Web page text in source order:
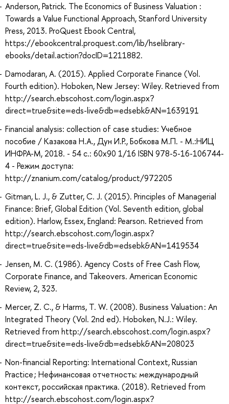
Anderson, Patrick. The Economics of Business Valuation :
Towards a Value Functional Approach, Stanford University
Press, 2013. ProQuest Ebook Central,
https://ebookcentral.proquest.com/lib/hselibrary-
ebooks/detail.action?docID=1211882.
Damodaran, A. (2015). Applied Corporate Finance (Vol.
Fourth edition). Hoboken, New Jersey: Wiley. Retrieved from
http://search.ebscohost.com/login.aspx?
direct=true&site=eds-live&db=edsebk&AN=1639191
Financial analysis: collection of case studies: Учебное
пособие / Казакова Н.А., Дун И.Р., Бобкова М.П. - М.:НИЦ
ИНФРА-М, 2018. - 54 с.: 60x90 1/16 ISBN 978-5-16-106744-
4 - Режим доступа:
http://znanium.com/catalog/product/972205
Gitman, L. J., & Zutter, C. J. (2015). Principles of Managerial
Finance: Brief, Global Edition (Vol. Seventh edition, global
edition). Harlow, Essex, England: Pearson. Retrieved from
http://search.ebscohost.com/login.aspx?
direct=true&site=eds-live&db=edsebk&AN=1419534
Jensen, M. C. (1986). Agency Costs of Free Cash Flow,
Corporate Finance, and Takeovers. American Economic
Review, 2, 323.
Mercer, Z. C., & Harms, T. W. (2008). Business Valuation : An
Integrated Theory (Vol. 2nd ed). Hoboken, N.J.: Wiley.
Retrieved from http://search.ebscohost.com/login.aspx?
direct=true&site=eds-live&db=edsebk&AN=208023
Non-financial Reporting: International Context, Russian
Practice ; Нефинансовая отчетность: международный
контекст, российская практика. (2018). Retrieved from
http://search.ebscohost.com/login.aspx?